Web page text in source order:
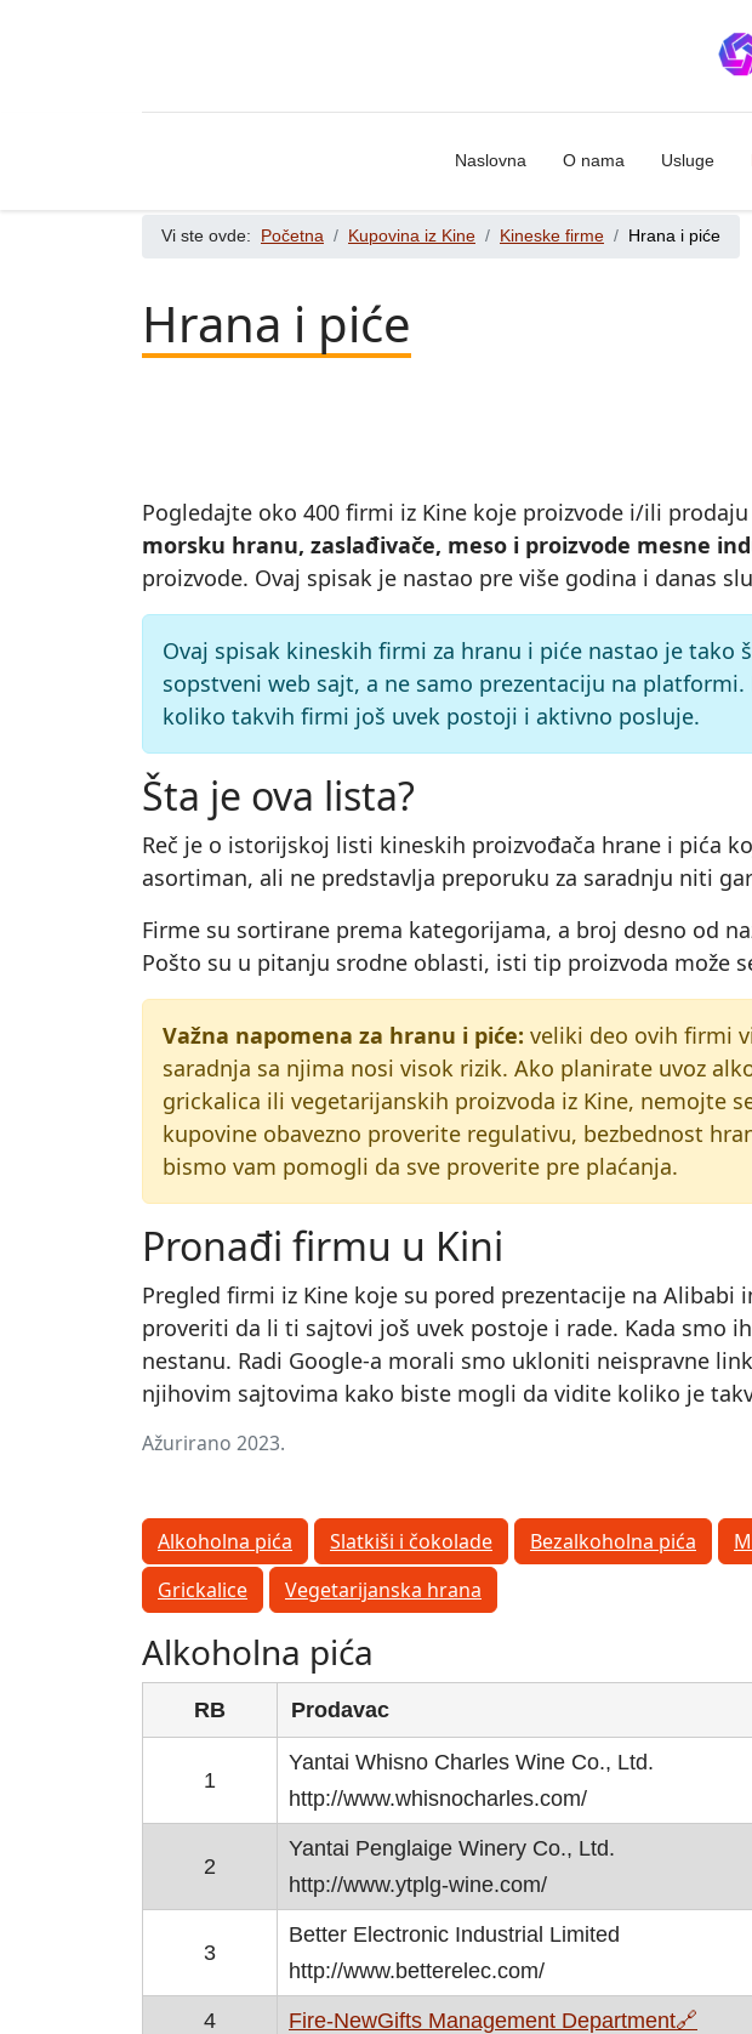
Naslovna O nama Usluge
Vi ste ovde: Početna Kupovina iz Kine Kineske firme Hrana i piće
Hrana i piće
Pogledajte oko 400 firmi iz Kine koje proizvode i/ili prodaju
morsku hranu, zaslađivače, meso i proizvode mesne
proizvode. Ovaj spisak je nastao pre više godina i danas
Ovaj spisak kineskih firmi za hranu i piće nastao je
sopstveni web sajt, a ne samo prezentaciju na
koliko takvih firmi još uvek postoji i aktivno posluje.
Šta je ova lista?
Reč je o istorijskoj listi kineskih proizvođača hrane i pića
asortiman, ali ne predstavlja preporuku za saradnju niti
Firme su sortirane prema kategorijama, a broj desno od
Pošto su u pitanju srodne oblasti, isti tip proizvoda može
Važna napomena za hranu i piće: veliki deo ovih firmi
saradnja sa njima nosi visok rizik. Ako planirate uvoz
grickalica ili vegetarijanskih proizvoda iz Kine, nemojte
kupovine obavezno proverite regulativu, bezbednost
bismo vam pomogli da sve proverite pre plaćanja.
Pronađi firmu u Kini
Pregled firmi iz Kine koje su pored prezentacije na
proveriti da li ti sajtovi još uvek postoje i rade. Kada smo
nestanu. Radi Google-a morali smo ukloniti neispravne
njihovim sajtovima kako biste mogli da vidite koliko je
Ažurirano 2023.
Alkoholna pića Slatkiši i čokolade Bezalkoholna pića
Grickalice
Vegetarijanska hrana
Alkoholna pića
RB Prodavac
1
Yantai Whisno Charles Wine Co., Ltd.
http://www.whisnocharles.com/
2
Yantai Penglaige Winery Co., Ltd.
http://www.ytplg-wine.com/
3
Better Electronic Industrial Limited
http://www.betterelec.com/
4 Fire-NewGifts Management Department🔗